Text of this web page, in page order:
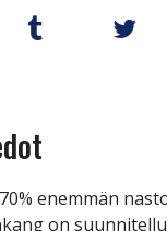
enemmän
on